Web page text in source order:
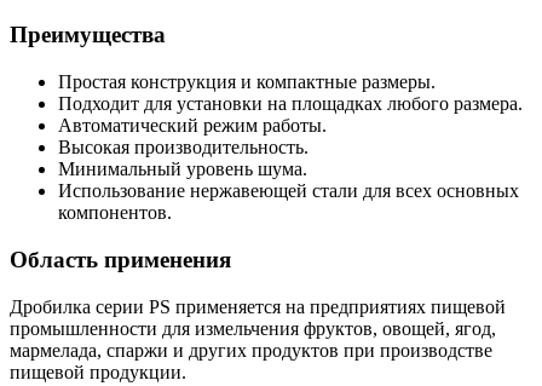
Преимущества
Простая конструкция и компактные размеры.
Подходит для установки на площадках любого размера.
Автоматический режим работы.
Высокая производительность.
Минимальный уровень шума.
Использование нержавеющей стали для всех основных
компонентов.
Область применения
Дробилка серии PS применяется на предприятиях пищевой
промышленности для измельчения фруктов, овощей, ягод,
мармелада, спаржи и других продуктов при производстве
пищевой продукции.